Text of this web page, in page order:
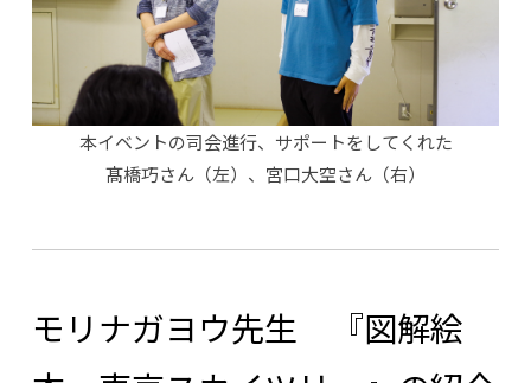
本イベントの司会進行、サポートをしてくれた
髙橋巧さん（左）、宮口大空さん（右）
モリナガヨウ先生 『図解絵